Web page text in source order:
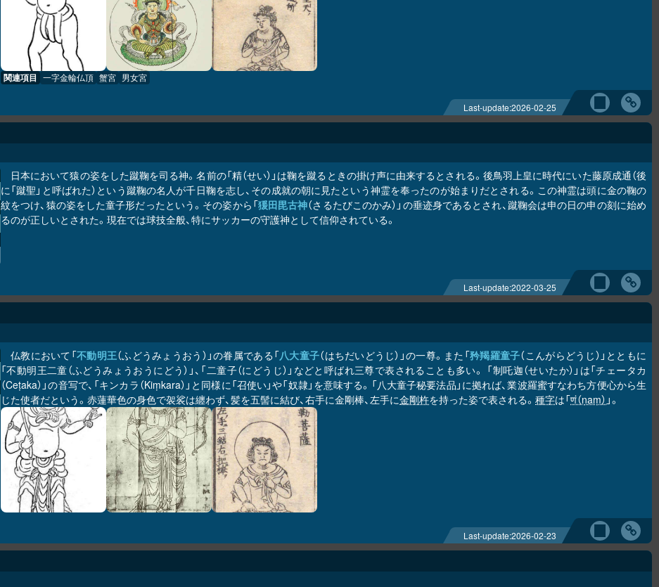
関連項目 一字金輪仏頂 蟹宮 男女宮
Last-update:2026-02-25
日本において猿の姿をした蹴鞠を司る神。名前の「精（せい）」は鞠を蹴るときの掛け声に由来するとされる。後鳥羽上皇に時代にいた藤原成通（後
に「蹴聖」と呼ばれた）という蹴鞠の名人が千日鞠を志し、その成就の朝に見たという神霊を奉ったのが始まりだとされる。この神霊は頭に金の鞠の
紋をつけ、猿の姿をした童子形だったという。その姿から「猨田毘古神（さるたびこのかみ）」の垂迹身であるとされ、蹴鞠会は申の日の申の刻に始め
るのが正しいとされた。現在では球技全般、特にサッカーの守護神として信仰されている。
Last-update:2022-03-25
仏教において「不動明王（ふどうみょうおう）」の眷属である「八大童子（はちだいどうじ）」の一尊。また「矜羯羅童子（こんがらどうじ）」とともに
「不動明王二童（ふどうみょうおうにどう）」、「二童子（にどうじ）」などと呼ばれ三尊で表されることも多い。 「制吒迦（せいたか）」は「チェータカ
（Ceṭaka）」の音写で、「キンカラ（Kiṃkara）」と同様に「召使い」や「奴隷」を意味する。「八大童子秘要法品」に拠れば、業波羅蜜すなわち方便心から生
じた使者だという。赤蓮華色の身色で袈裟は纏わず、髪を五髻に結び、右手に金剛棒、左手に金剛杵を持った姿で表される。 種字は「णं（ṇaṃ） 」。
Last-update:2026-02-23